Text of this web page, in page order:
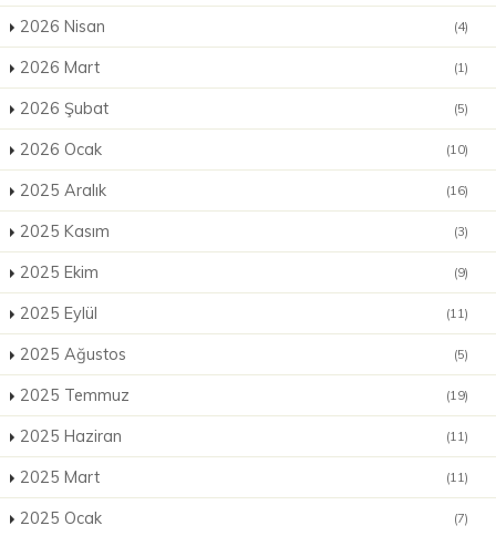
2026 Nisan (4)
2026 Mart (1)
2026 Şubat (5)
2026 Ocak (10)
2025 Aralık (16)
2025 Kasım (3)
2025 Ekim (9)
2025 Eylül (11)
2025 Ağustos (5)
2025 Temmuz (19)
2025 Haziran (11)
2025 Mart (11)
2025 Ocak (7)